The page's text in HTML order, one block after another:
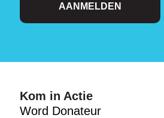
AANMELDEN
Kom in Actie
Word Donateur